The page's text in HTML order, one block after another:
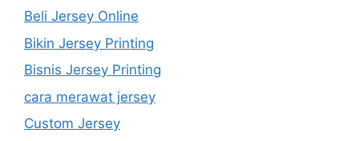
Beli Jersey Online
Bikin Jersey Printing
Bisnis Jersey Printing
cara merawat jersey
Custom Jersey